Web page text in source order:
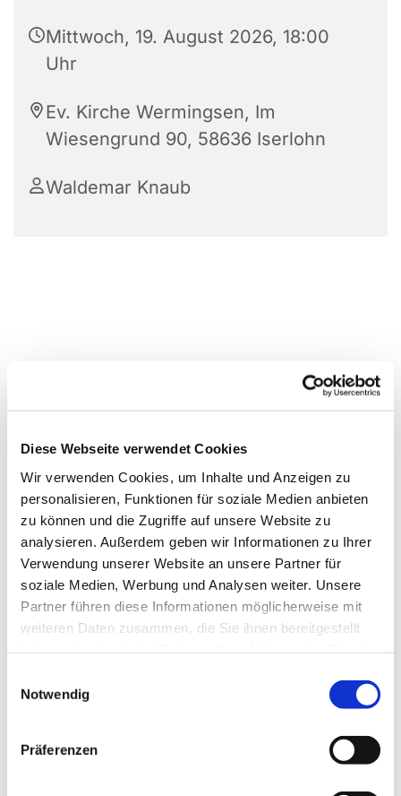
Diese Webseite verwendet Cookies
Wir verwenden Cookies, um Inhalte und Anzeigen zu
personalisieren, Funktionen für soziale Medien anbieten
zu können und die Zugriffe auf unsere Website zu
analysieren. Außerdem geben wir Informationen zu Ihrer
Verwendung unserer Website an unsere Partner für
soziale Medien, Werbung und Analysen weiter. Unsere
Partner führen diese Informationen möglicherweise mit
weiteren Daten zusammen, die Sie ihnen bereitgestellt
Notwendig
Präferenzen
Mittwoch, 19. August 2026, 18:00
Uhr
Ev. Kirche Wermingsen, Im
Wiesengrund 90, 58636 Iserlohn
Waldemar Knaub
Dies könnte Sie auch
interessieren